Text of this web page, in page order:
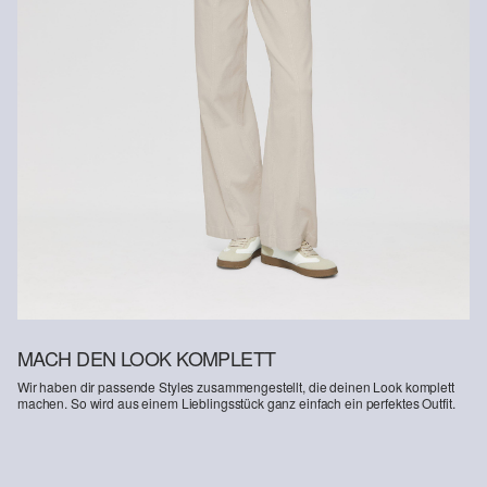
Supporting Better Cotton: Wenn Du dich für unsere
Baumwollprodukte entscheidest, unterstützt Du unsere Investition
in die Mission von Better Cotton, Gemeinschaften zu helfen
fortzubestehen und zu gedeihen; und gleichzeitig die Umwelt zu
schützen und wiederherzustellen. Better Cotton unterstützt
landwirtschaftliche Gemeinschaften in sozialer, ökologischer und
wirtschaftlicher Hinsicht, indem Landwirt: innen in nachhaltigeren
Anbaumethoden geschult werden. Dieses Produkt wird über ein
System der Massenbilanz erzeugt und enthält daher
möglicherweise kein Better Cotton. Mehr Informationen dazu
MACH DEN LOOK KOMPLETT
Wir haben dir passende Styles zusammengestellt, die deinen Look komplett
machen. So wird aus einem Lieblingsstück ganz einfach ein perfektes Outfit.